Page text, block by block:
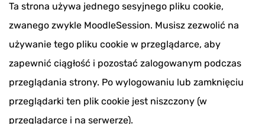
Ta strona używa jednego sesyjnego pliku cookie,
zwanego zwykle MoodleSession. Musisz zezwolić na
używanie tego pliku cookie w przeglądarce, aby
zapewnić ciągłość i pozostać zalogowanym podczas
przeglądania strony. Po wylogowaniu lub zamknięciu
przeglądarki ten plik cookie jest niszczony (w
przeglądarce i na serwerze).